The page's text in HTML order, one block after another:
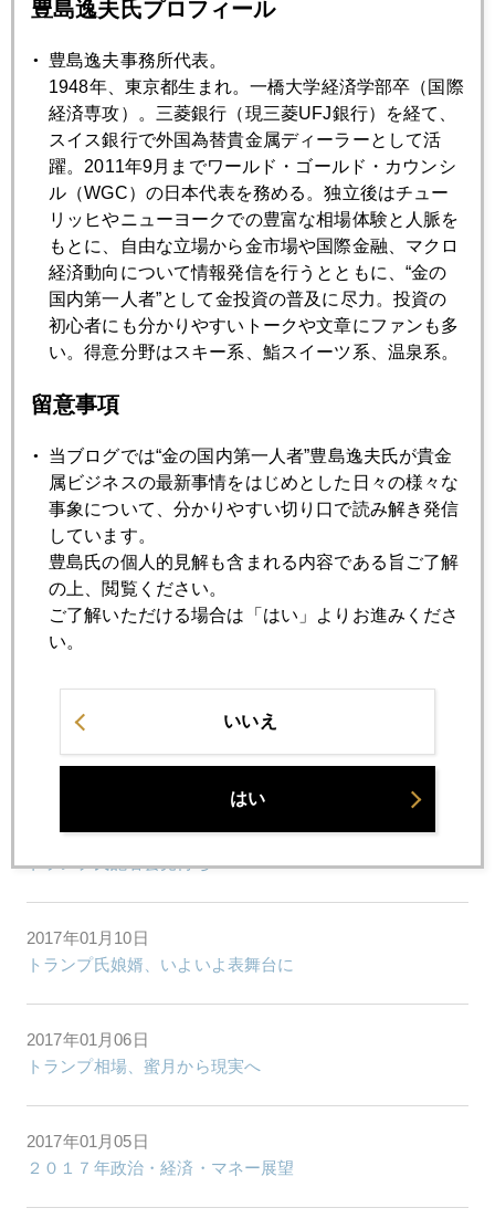
2017年01月23日
トランプ就任演説、日本への影響
2017年01月20日
トランプ「大統領」いよいよ就任
2017年01月19日
トランプ氏とイエレン氏の狭間に揺れる市場
2017年01月18日
トランプ氏、ドル高に警告
トランプオフ
2017年01月16日
新商務・財務長官公聴会発言に注目
2017年01月13日
2017年01月12日
トランプ氏発言、ハネムーン相場から覚醒
2017年01月11日
トランプ氏記者会見待ち
2017年01月10日
トランプ氏娘婿、いよいよ表舞台に
2017年01月06日
トランプ相場、蜜月から現実へ
2017年01月05日
２０１７年政治・経済・マネー展望
豊島逸夫氏プロフィール
豊島逸夫事務所代表。
1948年、東京都生まれ。一橋大学経済学部卒（国際
経済専攻）。三菱銀行（現三菱UFJ銀行）を経て、
スイス銀行で外国為替貴金属ディーラーとして活
躍。2011年9月までワールド・ゴールド・カウンシ
ル（WGC）の日本代表を務める。独立後はチュー
リッヒやニューヨークでの豊富な相場体験と人脈を
もとに、自由な立場から金市場や国際金融、マクロ
経済動向について情報発信を行うとともに、“金の
国内第一人者”として金投資の普及に尽力。投資の
初心者にも分かりやすいトークや文章にファンも多
い。得意分野はスキー系、鮨スイーツ系、温泉系。
留意事項
当ブログでは“金の国内第一人者”豊島逸夫氏が貴金
属ビジネスの最新事情をはじめとした日々の様々な
事象について、分かりやすい切り口で読み解き発信
しています。
豊島氏の個人的見解も含まれる内容である旨ご了解
の上、閲覧ください。
ご了解いただける場合は「はい」よりお進みくださ
い。
いいえ
はい